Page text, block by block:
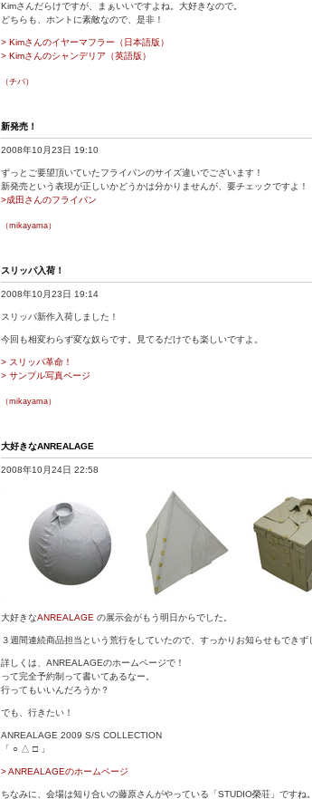
Kimさんだらけですが、まぁいいですよね。大好きなので。
どちらも、ホントに素敵なので、是非！
> Kimさんのイヤーマフラー（日本語版）
> Kimさんのシャンデリア（英語版）
（チバ）
新発売！
2008年10月23日 19:10
ずっとご要望頂いていたフライパンのサイズ違いでございます！
新発売という表現が正しいかどうかは分かりませんが、要チェックですよ！
>成田さんのフライパン
（mikayama）
スリッパ入荷！
2008年10月23日 19:14
スリッパ新作入荷しました！
今回も相変わらず変な奴らです。見てるだけでも楽しいですよ。
> スリッパ革命！
> サンプル写真ページ
（mikayama）
大好きなANREALAGE
2008年10月24日 22:58
大好きなANREALAGE の展示会がもう明日からでした。
３週間連続商品担当という荒行をしていたので、すっかりお知らせもできず
詳しくは、ANREALAGEのホームページで！
って完全予約制って書いてあるなー。
行ってもいいんだろうか？
でも、行きたい！
ANREALAGE 2009 S/S COLLECTION
「 ○ △ □ 」
> ANREALAGEのホームページ
ちなみに、会場は知り合いの藤原さんがやっている「STUDIO榮荘」ですね。